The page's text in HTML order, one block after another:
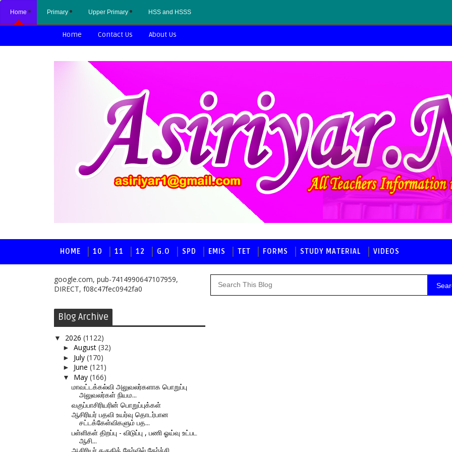
Home Primary Upper Primary HSS and HSSS
Home Contact Us About Us
HOME 10 11 12 G.O SPD EMIS TET FORMS STUDY MATERIAL VIDEOS
google.com, pub-7414990647107959,
DIRECT, f08c47fec0942fa0
Blog Archive
▼ 2026 (1122)
► August (32)
► July (170)
► June (121)
▼ May (166)
மாவட்டக்கல்வி அலுவலர்களாக பொறுப்பு
அலுவலர்கள் நியம...
வகுப்பாசிரியரின் பொறுப்புக்கள்
ஆசிரியர் பதவி உயர்வு தொடர்பான
சட்டக்கேள்விகளும் பத...
பள்ளிகள் திறப்பு - விடுப்பு , பணி ஓய்வு உட்பட
ஆசி...